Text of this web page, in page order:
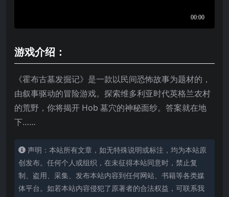
游戏介绍：
《霍布古墓发掘记》是一款以民间恐怖故事为题材的，
由叙事驱动的冒险游戏。探索维多利亚时代英格兰农村
的荒野，你将揭开 Hob 墓穴的神秘面纱。答案就在地
下……
声明：本站所有文章，如无特殊说明或标注，均为本站原
创发布。任何个人或组织，在未征得本站同意时，禁止复
制、盗用、采集、发布本站内容到任何网站、书籍等各类媒
体平台。如若本站内容侵犯了原著者的合法权益，可联系我